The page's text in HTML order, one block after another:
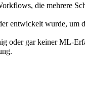
die mehrere
entwickelt wurde,
oder gar keiner ML-